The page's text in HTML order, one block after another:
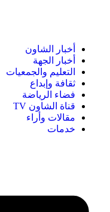
أخبار الشاون
أخبار الجهة
التعليم والجمعيات
ثقافة وإبداع
فضاء الرياضة
قناة الشاون TV
مقالات وأراء
خدمات